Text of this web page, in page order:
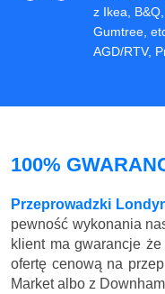
z Ikea,
Gumtree,
AGD/RTV,
100%
Przeprowadzki
pewność wykonania
klient ma gwarancje
ofertę cenową na
Market albo z